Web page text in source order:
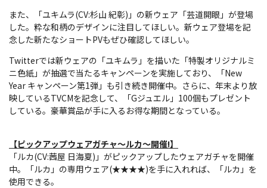
また、「ユキムラ(CV:杉山 紀彰)」の新ウェア「芸道開眼」が登場
した。粋な和柄のデザインに注目してほしい。新ウェア登場を記
念した新たなショートPVもぜひ確認してほしい。
Twitterでは新ウェアの「ユキムラ」を描いた「特製オリジナルミ
ニ色紙」が抽選で当たるキャンペーンを実施しており、「New
Year キャンペーン第1弾」も引き続き開催中。さらに、年末より放
映しているTVCMを記念して、「Gジュエル」100個もプレゼント
している。豪華賞品が手に入るお得な期間となっている。
【ピックアップウェアガチャ～ルカ～開催!】
「ルカ(CV:茜屋 日海夏)」がピックアップしたウェアガチャを開催
中。「ルカ」の専用ウェア(★★★★)を手に入れれば、「ルカ」を
使用できる。